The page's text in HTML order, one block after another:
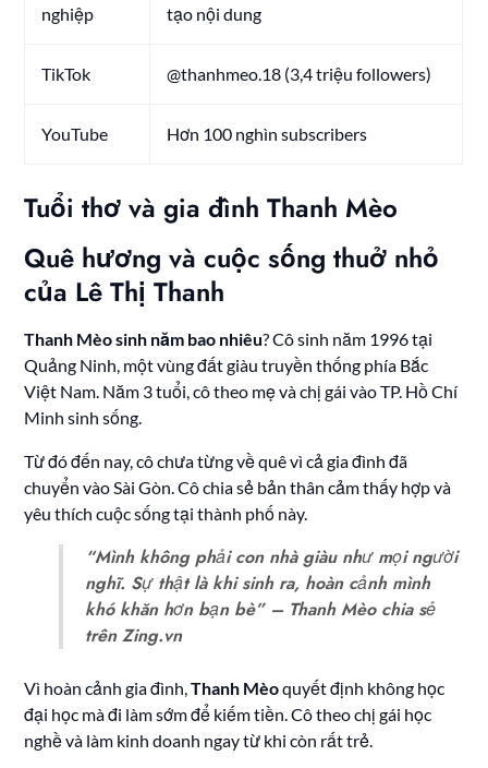
nghiệp
tạo nội dung
TikTok @thanhmeo.18 (3,4 triệu followers)
YouTube Hơn 100 nghìn subscribers
Tuổi thơ và gia đình Thanh Mèo
Quê hương và cuộc sống thuở nhỏ
của Lê Thị Thanh
Thanh Mèo sinh năm bao nhiêu? Cô sinh năm 1996 tại
Quảng Ninh, một vùng đất giàu truyền thống phía Bắc
Việt Nam. Năm 3 tuổi, cô theo mẹ và chị gái vào TP. Hồ Chí
Minh sinh sống.
Từ đó đến nay, cô chưa từng về quê vì cả gia đình đã
chuyển vào Sài Gòn. Cô chia sẻ bản thân cảm thấy hợp và
yêu thích cuộc sống tại thành phố này.
“Mình không phải con nhà giàu như mọi người
nghĩ. Sự thật là khi sinh ra, hoàn cảnh mình
khó khăn hơn bạn bè” – Thanh Mèo chia sẻ
trên Zing.vn
Vì hoàn cảnh gia đình,Thanh Mèoquyết định không học
đại học mà đi làm sớm để kiếm tiền. Cô theo chị gái học
nghề và làm kinh doanh ngay từ khi còn rất trẻ.